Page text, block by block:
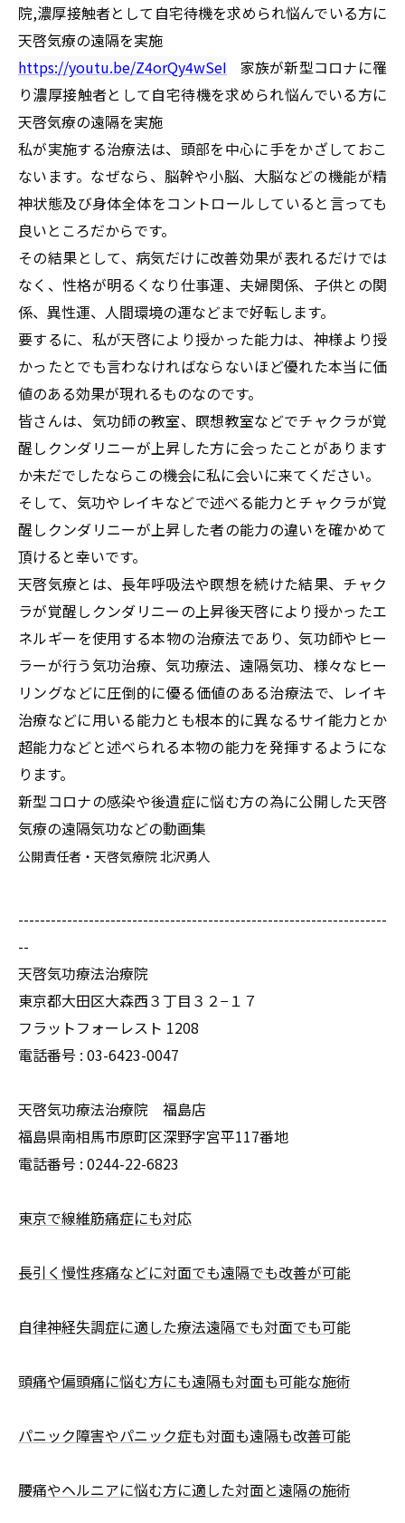
院,濃厚接触者として自宅待機を求められ悩んでいる方に
天啓気療の遠隔を実施
https://youtu.be/Z4orQy4wSeI
家族が新型コロナに罹
り濃厚接触者として自宅待機を求められ悩んでいる方に
天啓気療の遠隔を実施
私が実施する治療法は、頭部を中心に手をかざしておこ
ないます。なぜなら、脳幹や小脳、大脳などの機能が精
神状態及び身体全体をコントロールしていると言っても
良いところだからです。
その結果として、病気だけに改善効果が表れるだけでは
なく、性格が明るくなり仕事運、夫婦関係、子供との関
係、異性運、人間環境の運などまで好転します。
要するに、私が天啓により授かった能力は、神様より授
かったとでも言わなければならないほど優れた本当に価
値のある効果が現れるものなのです。
皆さんは、気功師の教室、瞑想教室などでチャクラが覚
醒しクンダリニーが上昇した方に会ったことがあります
か未だでしたならこの機会に私に会いに来てください。
そして、気功やレイキなどで述べる能力とチャクラが覚
醒しクンダリニーが上昇した者の能力の違いを確かめて
頂けると幸いです。
天啓気療とは、長年呼吸法や瞑想を続けた結果、チャク
ラが覚醒しクンダリニーの上昇後天啓により授かったエ
ネルギーを使用する本物の治療法であり、気功師やヒー
ラーが行う気功治療、気功療法、遠隔気功、様々なヒー
リングなどに圧倒的に優る価値のある治療法で、レイキ
治療などに用いる能力とも根本的に異なるサイ能力とか
超能力などと述べられる本物の能力を発揮するようにな
ります。
新型コロナの感染や後遺症に悩む方の為に公開した天啓
気療の遠隔気功などの動画集
公開責任者・天啓気療院 北沢勇人
--------------------------------------------------------------------
--
天啓気功療法治療院
東京都大田区大森西３丁目３２−１７
フラットフォーレスト 1208
電話番号 : 03-6423-0047
天啓気功療法治療院 福島店
福島県南相馬市原町区深野字宮平117番地
電話番号 : 0244-22-6823
東京で線維筋痛症にも対応
長引く慢性疼痛などに対面でも遠隔でも改善が可能
自律神経失調症に適した療法遠隔でも対面でも可能
頭痛や偏頭痛に悩む方にも遠隔も対面も可能な施術
パニック障害やパニック症も対面も遠隔も改善可能
腰痛やヘルニアに悩む方に適した対面と遠隔の施術